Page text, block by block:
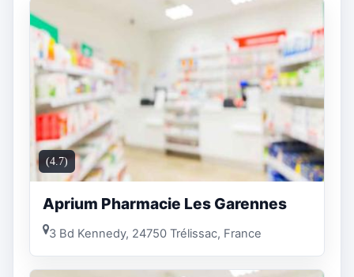
(4.7)
Aprium Pharmacie Les Garennes
3 Bd Kennedy, 24750 Trélissac, France